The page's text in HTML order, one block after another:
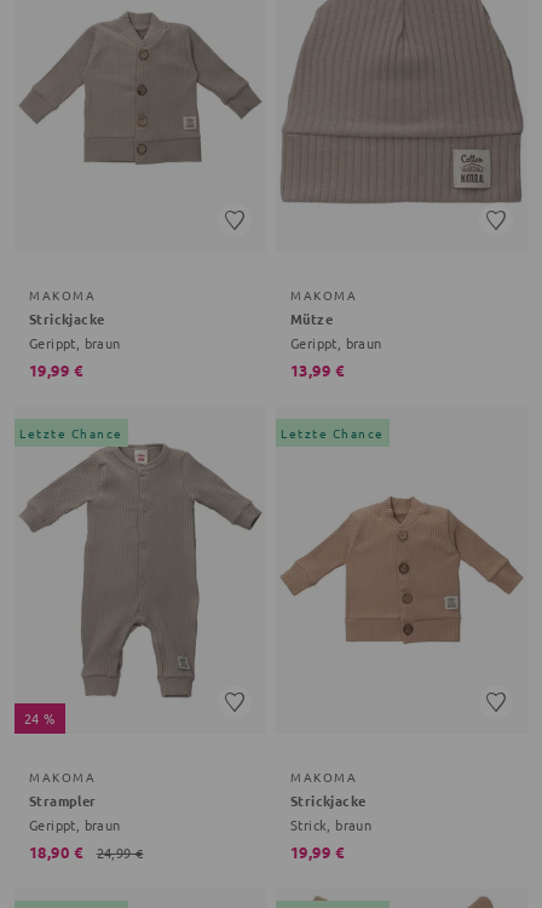
MAKOMA
Strickjacke
Gerippt, braun
19,99 €
MAKOMA
Mütze
Gerippt, braun
13,99 €
Letzte Chance
24 %
MAKOMA
Strampler
Gerippt, braun
18,90 € 24,99 €
Letzte Chance
MAKOMA
Strickjacke
Strick, braun
19,99 €